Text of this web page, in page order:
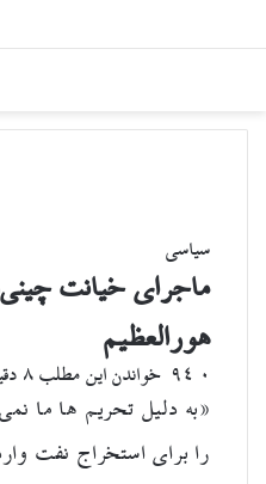
سیاسی
ماجرای خیانت
هورالعظیم
۰ خواندن این مطلب 8 دقیقه زمان میبرد
«به دلیل تحریم ها ما
را برای استخراج نفت